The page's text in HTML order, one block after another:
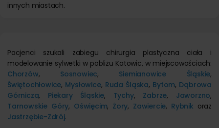
innych miastach.
Pacjenci szukali zabiegu chirurgia plastyczna ciała i
modelowanie sylwetki w pobliżu Katowic, w miejscowościach:
Chorzów, Sosnowiec, Siemianowice Śląskie,
Świętochłowice, Mysłowice, Ruda Śląska, Bytom, Dąbrowa
Górnicza, Piekary Śląskie, Tychy, Zabrze, Jaworzno,
Tarnowskie Góry, Oświęcim, Żory, Zawiercie, Rybnik oraz
Jastrzębie-Zdrój.